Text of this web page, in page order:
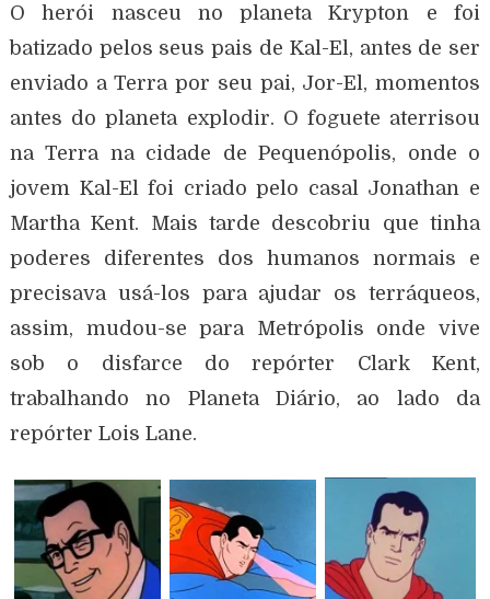
O herói nasceu no planeta Krypton e foi
batizado pelos seus pais de Kal-El, antes de ser
enviado a Terra por seu pai, Jor-El, momentos
antes do planeta explodir. O foguete aterrisou
na Terra na cidade de Pequenópolis, onde o
jovem Kal-El foi criado pelo casal Jonathan e
Martha Kent. Mais tarde descobriu que tinha
poderes diferentes dos humanos normais e
precisava usá-los para ajudar os terráqueos,
assim, mudou-se para Metrópolis onde vive
sob o disfarce do repórter Clark Kent,
trabalhando no Planeta Diário, ao lado da
repórter Lois Lane.